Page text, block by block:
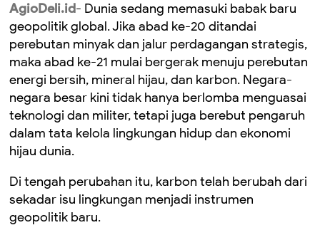
AgioDeli.id- Dunia sedang memasuki babak baru
geopolitik global. Jika abad ke-20 ditandai
perebutan minyak dan jalur perdagangan strategis,
maka abad ke-21 mulai bergerak menuju perebutan
energi bersih, mineral hijau, dan karbon. Negara-
negara besar kini tidak hanya berlomba menguasai
teknologi dan militer, tetapi juga berebut pengaruh
dalam tata kelola lingkungan hidup dan ekonomi
hijau dunia.
Di tengah perubahan itu, karbon telah berubah dari
sekadar isu lingkungan menjadi instrumen
geopolitik baru.